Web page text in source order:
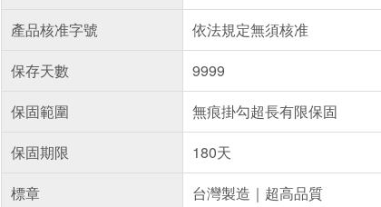
產品核准字號
依法規定無須核准
保存天數
9999
保固範圍
無痕掛勾超長有限保固
保固期限
180天
標章
台灣製造｜超高品質